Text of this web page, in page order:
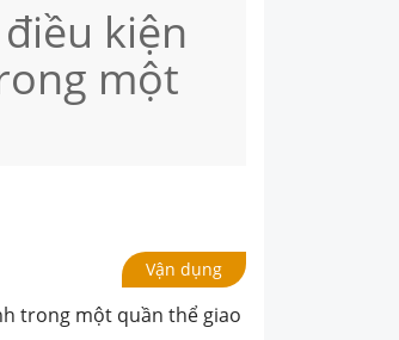
kiện
một
Vận dụng
trong một quần thể giao